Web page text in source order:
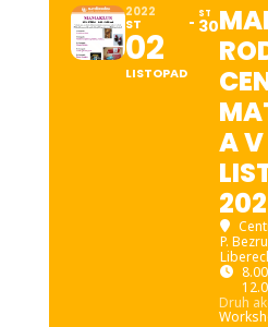
2022
ST
02
LISTOPAD
ST
30
A
P.
Druh